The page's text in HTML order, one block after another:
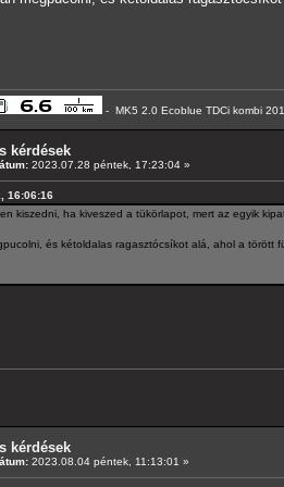
- MK5 2.0 Ecoblue TDCi kombi
kérdések
2023.07.28 péntek, 17:23:04 »
16:06:16
kiszedni, ha kiveszed a tükörlapot, mert az egyik
és kétoldalas ragasztócsíkot alá, ahol a törött
kérdések
2023.08.04 péntek, 11:13:01 »